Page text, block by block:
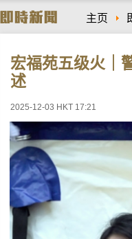
主页
宏福苑五级火｜
述
2025-12-03 HKT 17:21